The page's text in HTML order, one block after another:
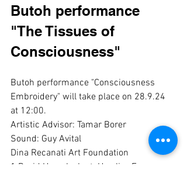
Butoh performance
"The Tissues of
Consciousness"
Butoh performance "Consciousness
Embroidery" will take place on 28.9.24
at 12:00.
Artistic Advisor: Tamar Borer
Sound: Guy Avital
Dina Recanati Art Foundation
1 David Hamelech st. Herzliya Forum